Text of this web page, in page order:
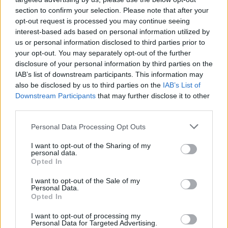
section to confirm your selection. Please note that after your
opt-out request is processed you may continue seeing
interest-based ads based on personal information utilized by
us or personal information disclosed to third parties prior to
your opt-out. You may separately opt-out of the further
disclosure of your personal information by third parties on the
IAB’s list of downstream participants. This information may
also be disclosed by us to third parties on the IAB’s List of
Downstream Participants that may further disclose it to other
Personal Data Processing Opt Outs
I want to opt-out of the Sharing of my
personal data.
Opted In
I want to opt-out of the Sale of my
Personal Data.
Opted In
I want to opt-out of processing my
Personal Data for Targeted Advertising.
10:39
Ευτύχιος Σαρτζετάκης: Οι πυρκαγιές έχουν τεράστιο
οικονομικό κόστος
10:38
Εξιχνιάστηκαν δύο εμπρησμοί στο Ρέθυμνο - Δικογραφία
σε βάρος δύο ανδρών
10:36
Εκ περιτροπής η κυκλοφορία έξω από το ΙΤΕ λόγω των
10:26
Στα Χανιά ο Κυριάκος Μητσοτάκης
Προσοχή! Ο ΕΦΚΑ… δαγκώνει τους ανυποψίαστους
πολίτες!